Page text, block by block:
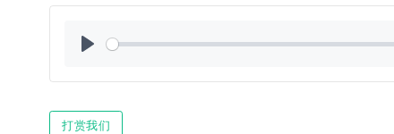
打赏我们